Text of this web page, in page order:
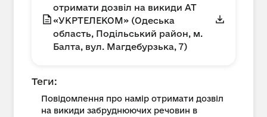
отримати дозвіл на викиди АТ
«УКРТЕЛЕКОМ» (Одеська
область, Подільський район, м.
Балта, вул. Магдебурзька, 7)
Теги:
Повідомлення про намір отримати дозвіл
на викиди забруднюючих речовин в